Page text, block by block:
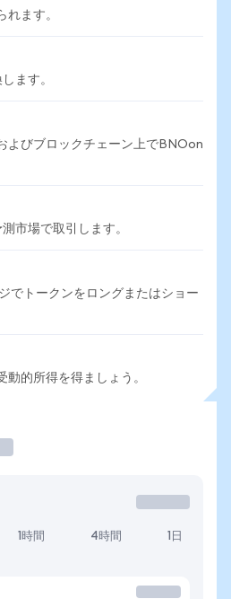
れます。
ます。
よびブロックチェーン上でBNOon
市場で取引します。
でトークンをロングまたはショー
動的所得を得ましょう。
1時間 4時間 1日